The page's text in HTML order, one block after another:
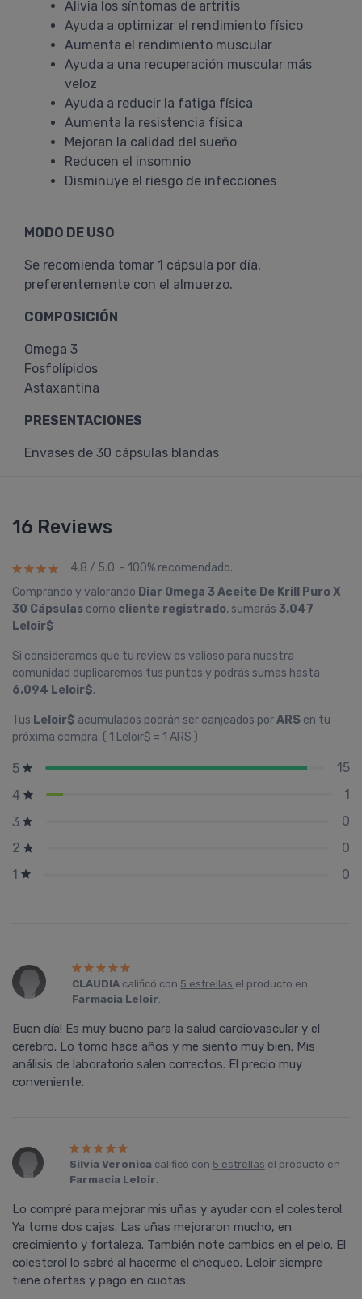
Alivia los síntomas de artritis
Ayuda a optimizar el rendimiento físico
Aumenta el rendimiento muscular
Ayuda a una recuperación muscular más
veloz
Ayuda a reducir la fatiga física
Aumenta la resistencia física
Mejoran la calidad del sueño
Reducen el insomnio
Disminuye el riesgo de infecciones
MODO DE USO
Se recomienda tomar 1 cápsula por día,
preferentemente con el almuerzo.
COMPOSICIÓN
Omega 3
Fosfolípidos
Astaxantina
PRESENTACIONES
Envases de 30 cápsulas blandas
16 Reviews
4.8 / 5.0 - 100% recomendado.
Comprando y valorando Diar Omega 3 Aceite De Krill Puro X
30 Cápsulas como cliente registrado, sumarás 3.047
Leloir$
Si consideramos que tu review es valioso para nuestra
comunidad duplicaremos tus puntos y podrás sumas hasta
6.094 Leloir$.
Tus Leloir$ acumulados podrán ser canjeados porARS en tu
próxima compra. ( 1 Leloir$ = 1 ARS )
5
15
4
1
3
0
2
0
1
0
CLAUDIA calificó con 5 estrellas el producto en
Farmacia Leloir.
Buen día! Es muy bueno para la salud cardiovascular y el
cerebro. Lo tomo hace años y me siento muy bien. Mis
análisis de laboratorio salen correctos. El precio muy
conveniente.
Silvia Veronica calificó con 5 estrellas el producto en
Farmacia Leloir.
Lo compré para mejorar mis uñas y ayudar con el colesterol.
Ya tome dos cajas. Las uñas mejoraron mucho, en
crecimiento y fortaleza. También note cambios en el pelo. El
colesterol lo sabré al hacerme el chequeo. Leloir siempre
tiene ofertas y pago en cuotas.